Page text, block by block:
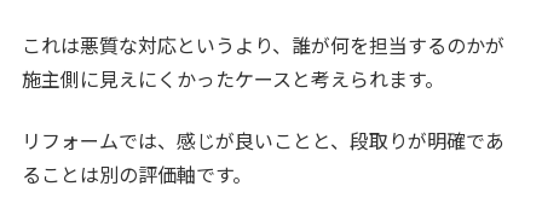
これは悪質な対応というより、誰が何を担当するのかが
施主側に見えにくかったケースと考えられます。
リフォームでは、感じが良いことと、段取りが明確であ
ることは別の評価軸です。